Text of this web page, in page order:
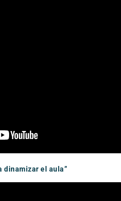
dinamizar el aula”